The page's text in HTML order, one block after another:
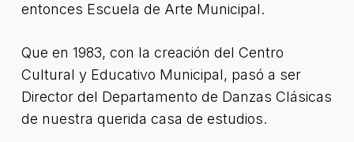
entonces Escuela de Arte Municipal.
Que en 1983, con la creación del Centro
Cultural y Educativo Municipal, pasó a ser
Director del Departamento de Danzas Clásicas
de nuestra querida casa de estudios.